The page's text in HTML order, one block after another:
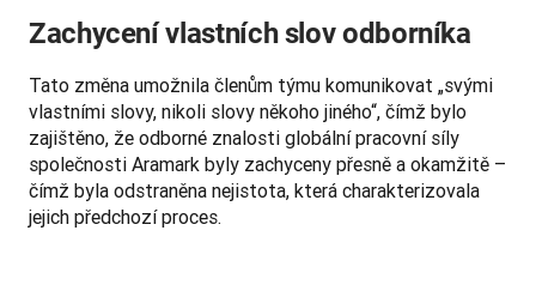
Zachycení vlastních slov odborníka
Tato změna umožnila členům týmu komunikovat „svými
vlastními slovy, nikoli slovy někoho jiného“, čímž bylo
zajištěno, že odborné znalosti globální pracovní síly
společnosti Aramark byly zachyceny přesně a okamžitě –
čímž byla odstraněna nejistota, která charakterizovala
jejich předchozí proces.